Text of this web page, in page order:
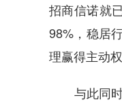
招商信诺就
98%，稳居
理赢得主动
与此同时